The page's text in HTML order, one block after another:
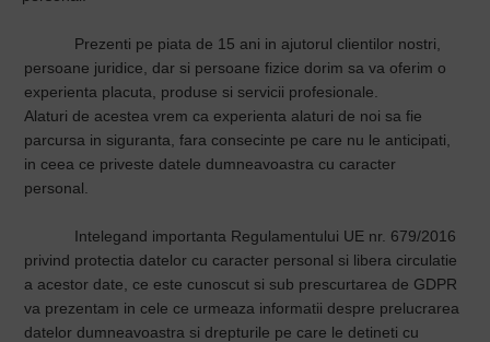
Prezenti pe piata de 15 ani in ajutorul clientilor nostri,
persoane juridice, dar si persoane fizice dorim sa va oferim o
experienta placuta, produse si servicii profesionale.
Alaturi de acestea vrem ca experienta alaturi de noi sa fie
parcursa in siguranta, fara consecinte pe care nu le anticipati,
in ceea ce priveste datele dumneavoastra cu caracter
personal.
Intelegand importanta Regulamentului UE nr. 679/2016
privind protectia datelor cu caracter personal si libera circulatie
a acestor date, ce este cunoscut si sub prescurtarea de GDPR
va prezentam in cele ce urmeaza informatii despre prelucrarea
datelor dumneavoastra si drepturile pe care le detineti cu